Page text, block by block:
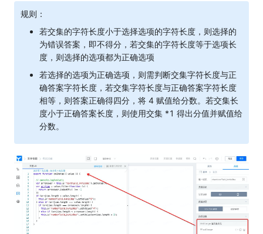
规则：
若交集的字符长度小于选择选项的字符长度，则选择的
为错误答案，即不得分，若交集的字符长度等于选项长
度，则选择的选项都为正确选项
若选择的选项为正确选项，则需判断交集字符长度与正
确答案字符长度，若交集字符长度与正确答案字符长度
相等，则答案正确得四分，将 4 赋值给分数。若交集长
度小于正确答案长度，则使用交集 *1 得出分值并赋值给
分数。